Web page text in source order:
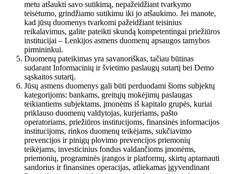
metu atšaukti savo sutikimą, nepažeidžiant tvarkymo
teisėtumo, grindžiamo sutikimu iki jo atšaukimo. Jei manote,
kad jūsų duomenys tvarkomi pažeidžiant teisinius
reikalavimus, galite pateikti skundą kompetentingai priežiūros
institucijai – Lenkijos asmens duomenų apsaugos tarnybos
pirmininkui.
Duomenų pateikimas yra savanoriškas, tačiau būtinas
sudarant Informacinių ir švietimo paslaugų sutartį bei Demo
sąskaitos sutartį.
Jūsų asmens duomenys gali būti perduodami šioms subjektų
kategorijoms: bankams, greitųjų mokėjimų paslaugas
teikiantiems subjektams, įmonėms iš kapitalo grupės, kuriai
priklauso duomenų valdytojas, kurjeriams, pašto
operatoriams, priežiūros institucijoms, finansinės informacijos
institucijoms, rinkos duomenų teikėjams, sukčiavimo
prevencijos ir pinigų plovimo prevencijos priemonių
teikėjams, investicinius fondus valdančioms įmonėms,
priemonių, programinės įrangos ir platformų, skirtų aptarnauti
sandorius ir finansines operacijas, atliekamas įgyvendinant